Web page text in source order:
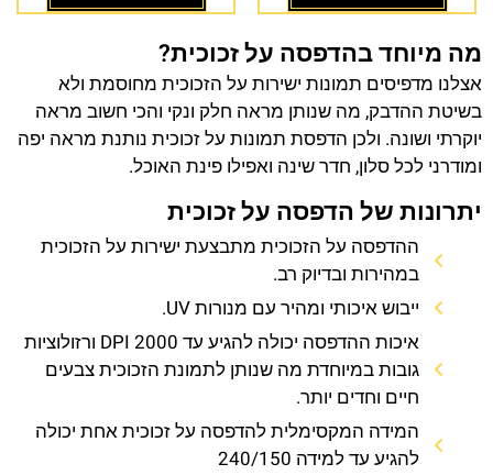
מה מיוחד בהדפסה על זכוכית?
אצלנו מדפיסים תמונות ישירות על הזכוכית מחוסמת ולא
בשיטת ההדבק, מה שנותן מראה חלק ונקי והכי חשוב מראה
יוקרתי ושונה. ולכן הדפסת תמונות על זכוכית נותנת מראה יפה
ומודרני לכל סלון, חדר שינה ואפילו פינת האוכל.
יתרונות של הדפסה על זכוכית
ההדפסה על הזכוכית מתבצעת ישירות על הזכוכית
במהירות ובדיוק רב.
ייבוש איכותי ומהיר עם מנורות UV.
איכות ההדפסה יכולה להגיע עד 2000 DPI ורזולוציות
גובות במיוחדת מה שנותן לתמונת הזכוכית צבעים
חיים וחדים יותר.
המידה המקסימלית להדפסה על זכוכית אחת יכולה
להגיע עד למידה 240/150